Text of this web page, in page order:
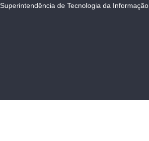
Superintendência de Tecnologia da Informação